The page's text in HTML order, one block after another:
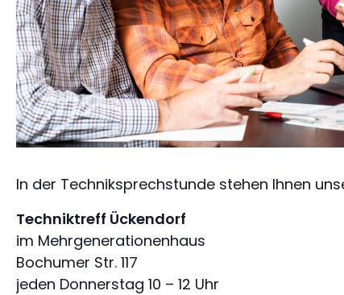
In der Techniksprechstunde stehen Ihnen
Techniktreff Ückendorf
im Mehrgenerationenhaus
Bochumer Str. 117
jeden Donnerstag 10 – 12 Uhr